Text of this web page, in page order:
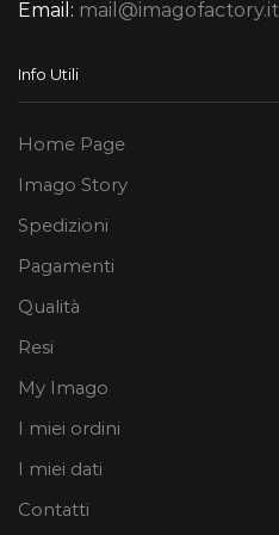
Email: mail@imagofactory.it
Info Utili
Home Page
Imago Story
Spedizioni
Pagamenti
Qualità
Resi
My Imago
I miei ordini
I miei dati
Contatti